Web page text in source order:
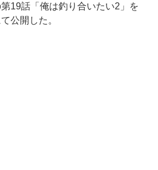
19話「俺は釣り合いたい2」を
公開した。